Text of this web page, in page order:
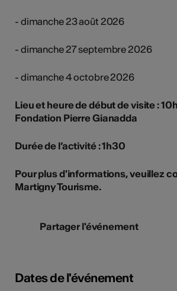
- dimanche 23 août 2026
- dimanche 27 septembre 2026
- dimanche 4 octobre 2026
Lieu et heure de début de visite :
Fondation Pierre Gianadda
Durée de l’activité : 1h30
Pour plus d'informations, veuillez
Martigny Tourisme.
Partager l'événement
Dates de l'événement